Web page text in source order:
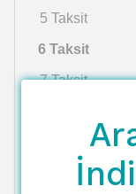
5 Taksit
6 Taksit
7 Taksit
10 Taksit